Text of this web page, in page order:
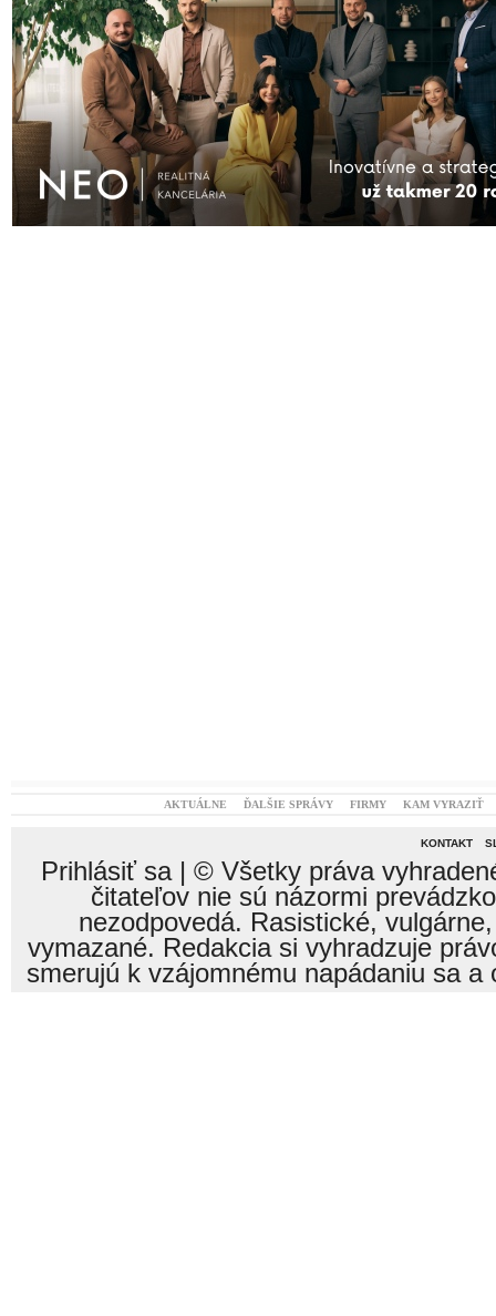
AKTUÁLNE ĎALŠIE SPRÁVY FIRMY KAM VYRAZIŤ
KONTAKT
Prihlásiť sa| © Všetky práva
čitateľov nie sú názormi
nezodpovedá. Rasistické,
vymazané. Redakcia si vyhradzuje
smerujú k vzájomnému napádaniu sa